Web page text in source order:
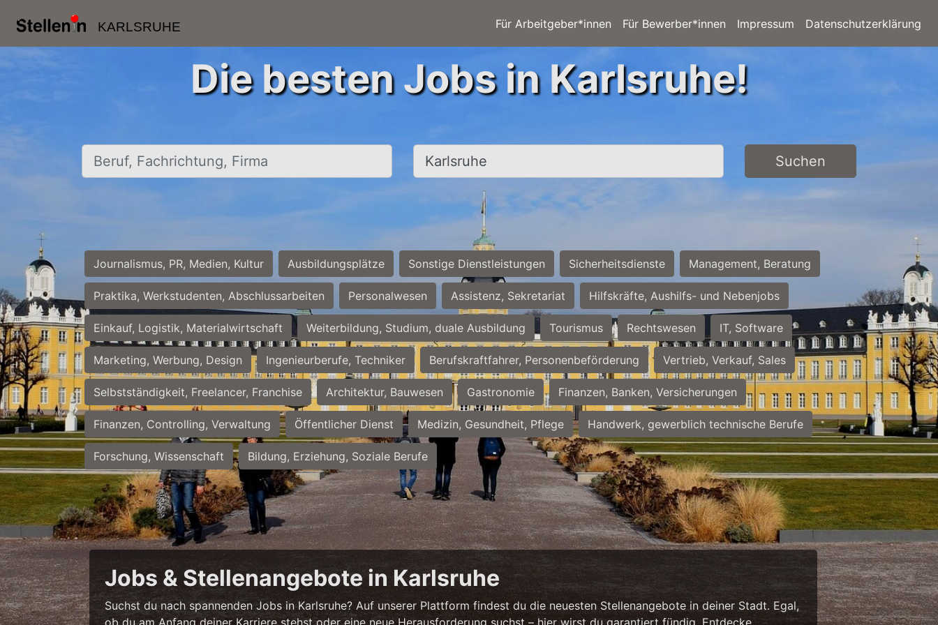
KARLSRUHE Für Arbeitgeber*innen Für Bewerber*innen Impressum Datenschutzerklärung
Die besten Jobs in Karlsruhe!
Beruf, Fachrichtung, Firma Ort, Stadt Suchen
Journalismus, PR, Medien, Kultur Ausbildungsplätze Sonstige Dienstleistungen Sicherheitsdienste Management, Beratung
Praktika, Werkstudenten, Abschlussarbeiten Personalwesen Assistenz, Sekretariat Hilfskräfte, Aushilfs- und Nebenjobs
Einkauf, Logistik, Materialwirtschaft Weiterbildung, Studium, duale Ausbildung Tourismus Rechtswesen IT, Software
Marketing, Werbung, Design Ingenieurberufe, Techniker Berufskraftfahrer, Personenbeförderung Vertrieb, Verkauf, Sales
Selbstständigkeit, Freelancer, Franchise Architektur, Bauwesen Gastronomie Finanzen, Banken, Versicherungen
Finanzen, Controlling, Verwaltung Öffentlicher Dienst Medizin, Gesundheit, Pflege Handwerk, gewerblich technische Berufe
Forschung, Wissenschaft Bildung, Erziehung, Soziale Berufe
Jobs & Stellenangebote in Karlsruhe
Suchst du nach spannenden Jobs in Karlsruhe? Auf unserer Plattform findest du die neuesten Stellenangebote in deiner Stadt. Egal,